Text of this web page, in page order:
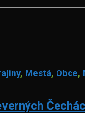
, Mestá, Obce,